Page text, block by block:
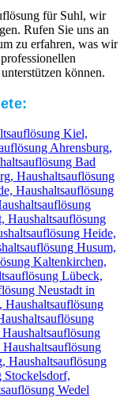
für Suhl, wir
Rufen Sie uns an
zu erfahren, was wir
können.
Kiel,
Ahrensburg,
Bad
Haushaltsauflösung
Haushaltsauflösung
Haushaltsauflösung
Heide,
Husum,
Kaltenkirchen,
Lübeck,
Neustadt in
Haushaltsauflösung
Haushaltsauflösung
Haushaltsauflösung
Haushaltsauflösung
Stockelsdorf,
Wedel